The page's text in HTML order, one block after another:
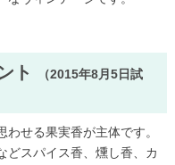
ト
（2015年8月5日試
せる果実香が主体です。
どスパイス香、燻し香、カ